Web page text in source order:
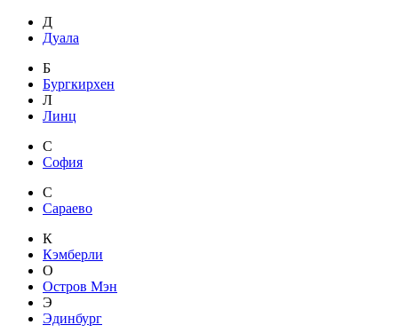
Д
Дуала
Б
Бургкирхен
Л
Линц
С
София
С
Сараево
К
Кэмберли
О
Остров Мэн
Э
Эдинбург